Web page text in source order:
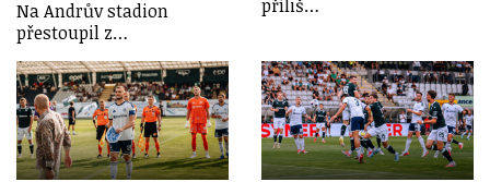
Na Andrův stadion
přestoupil z…
příliš…